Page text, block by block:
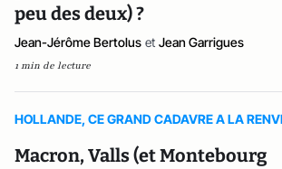
peu des deux) ?
Jean-Jérôme Bertolus et Jean Garrigues
1 min de lecture
HOLLANDE, CE GRAND CADAVRE A LA
Macron, Valls (et Montebourg